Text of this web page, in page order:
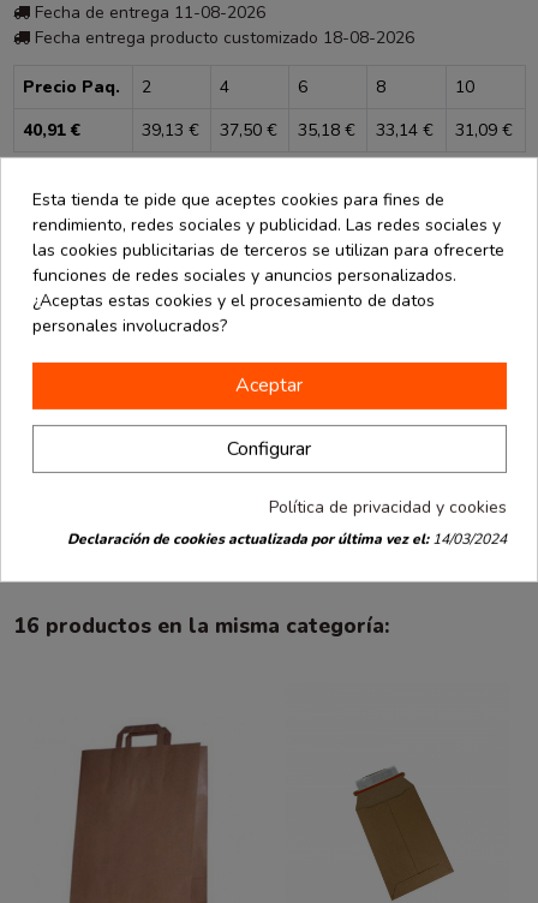
Fecha de entrega 11-08-2026
Fecha entrega producto customizado 18-08-2026
Precio Paq. 2 4 6 8
10
40,91 €
39,13 € 37,50 € 35,18 € 33,14 € 31,09 €
Bolsa kraft con fuelle. Medida de 18x6x48 cm. Paquete de 1000
unidades.
16 productos en la misma categoría:
Esta tienda te pide que aceptes cookies para fines de
rendimiento, redes sociales y publicidad. Las redes sociales y
las cookies publicitarias de terceros se utilizan para ofrecerte
funciones de redes sociales y anuncios personalizados.
¿Aceptas estas cookies y el procesamiento de datos
personales involucrados?
Aceptar
Configurar
Política de privacidad y cookies
Declaración de cookies actualizada por última vez el:14/03/2024